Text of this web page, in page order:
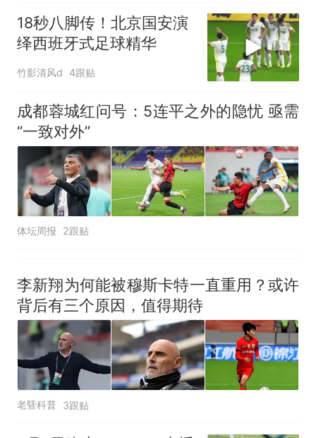
人生
18秒八脚传！北京国安演
绎西班牙式足球精华
竹影清风d 4跟贴
成都蓉城红问号：5连平之外的隐忧 亟需
“一致对外”
体坛周报 2跟贴
李新翔为何能被穆斯卡特一直重用？或许
背后有三个原因，值得期待
老曁科普 3跟贴